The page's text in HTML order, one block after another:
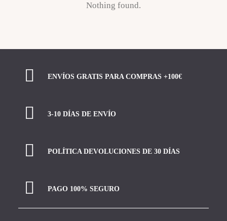
Nothing found.
ENVÍOS GRATIS PARA COMPRAS +100€
3-10 DÍAS DE ENVÍO
POLÍTICA DEVOLUCIONES DE 30 DÍAS
PAGO 100% SEGURO